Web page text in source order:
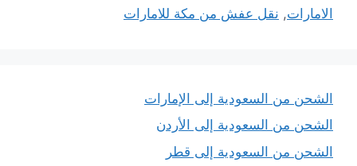
الامارات, نقل عفش من مكة للامارات
الشحن من السعودية إلى الإمارات
الشحن من السعودية إلى الأردن
الشحن من السعودية إلى قطر